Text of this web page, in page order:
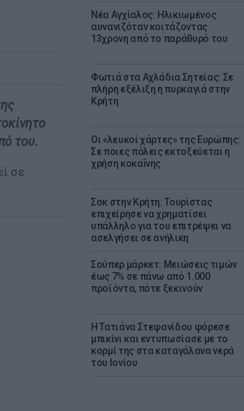
Νέα Αγχίαλος: Ηλικιωμένος
αυνανιζόταν κοιτάζοντας
13χρονη από το παράθυρό του
Φωτιά στα Αχλάδια Σητείας: Σε
πλήρη εξέλιξη η πυρκαγιά στην
Κρήτη
Οι «λευκοί χάρτες» της Ευρώπης:
Σε ποιες πόλεις εκτοξεύεται η
χρήση κοκαΐνης
Σοκ στην Κρήτη: Τουρίστας
επιχείρησε να χρηματίσει
υπάλληλο για του επιτρέψει να
ασελγήσει σε ανήλικη
Σούπερ μάρκετ: Μειώσεις τιμών
έως 7% σε πάνω από 1.000
προϊόντα, πότε ξεκινούν
Η Τατιάνα Στεφανίδου φόρεσε
μπικίνι και εντυπωσίασε με το
κορμί της στα καταγάλανα νερά
του Ιονίου
του.
σε